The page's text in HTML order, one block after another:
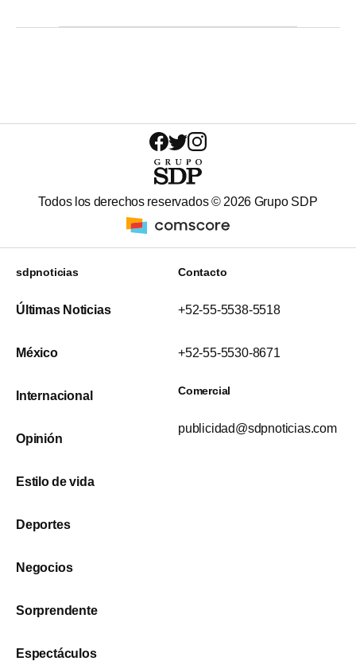
Todos los derechos reservados ©2026 Grupo SDP
sdpnoticias
Últimas Noticias
México
Internacional
Opinión
Estilo de vida
Deportes
Negocios
Sorprendente
Espectáculos
Contacto
+52-55-5538-5518
+52-55-5530-8671
Comercial
publicidad@sdpnoticias.com